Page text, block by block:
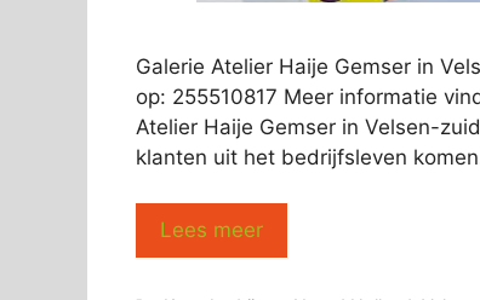
Galerie Atelier Haije Gemser in
op: 255510817 Meer informatie
Atelier Haije Gemser in Velsen-
klanten uit het bedrijfsleven
Lees meer